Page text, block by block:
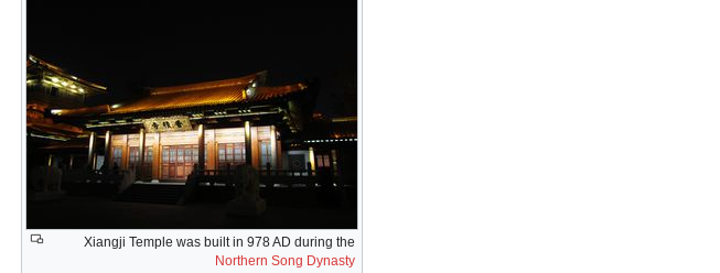
Xiangji Temple was built in 978 AD during the
Northern Song Dynasty